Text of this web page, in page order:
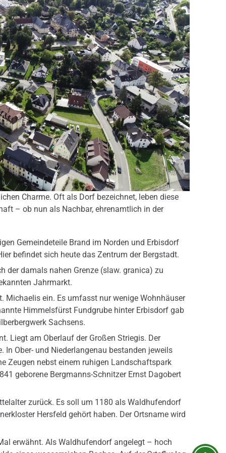
Charme. Oft als Dorf bezeichnet, leben diese
– ob nun als Nachbar, ehrenamtlich in der
Gemeindeteile Brand im Norden und Erbisdorf
befindet sich heute das Zentrum der Bergstadt.
der damals nahen Grenze (slaw. granica) zu
Jahrmarkt.
Michaelis ein. Es umfasst nur wenige Wohnhäuser
Himmelsfürst Fundgrube hinter Erbisdorf gab
Sachsens.
Liegt am Oberlauf der Großen Striegis. Der
Ober- und Niederlangenau bestanden jeweils
Zeugen nebst einem ruhigen Landschaftspark
geborene Bergmanns-Schnitzer Ernst Dagobert
zurück. Es soll um 1180 als Waldhufendorf
Hersfeld gehört haben. Der Ortsname wird
erwähnt. Als Waldhufendorf angelegt – hoch